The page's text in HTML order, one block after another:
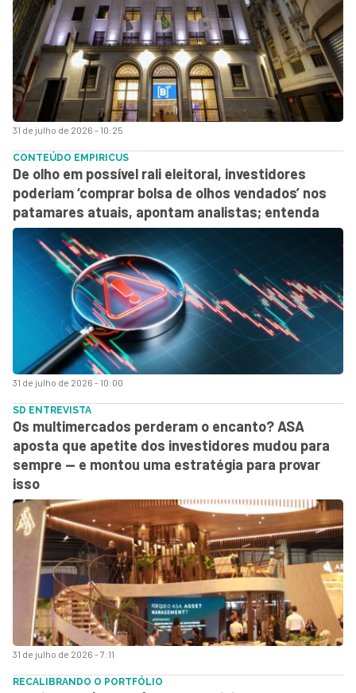
31 de julho de 2026 - 10:25
31 de julho de 2026 - 10:00
CONTEÚDO EMPIRICUS
De olho em possível rali eleitoral, investidores
poderiam ‘comprar bolsa de olhos vendados’ nos
patamares atuais, apontam analistas; entenda
31 de julho de 2026 - 7:11
SD ENTREVISTA
Os multimercados perderam o encanto? ASA
aposta que apetite dos investidores mudou para
sempre — e montou uma estratégia para provar
isso
RECALIBRANDO O PORTFÓLIO